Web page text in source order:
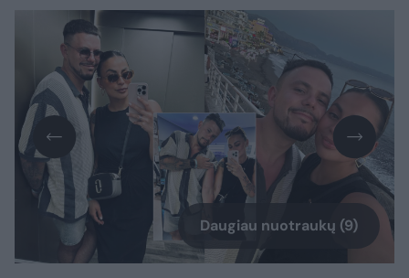
Daugiau nuotraukų (9)